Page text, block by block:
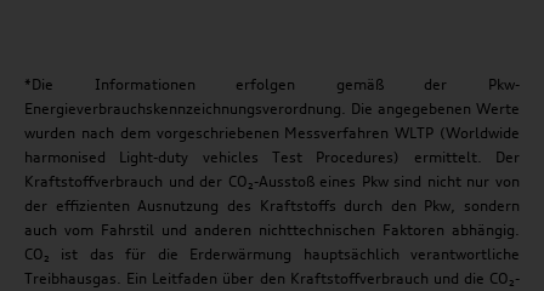
*Die Informationen erfolgen gemäß der Pkw-
Energieverbrauchskennzeichnungsverordnung. Die angegebenen Werte
wurden nach dem vorgeschriebenen Messverfahren WLTP (Worldwide
harmonised Light-duty vehicles Test Procedures) ermittelt. Der
Kraftstoffverbrauch und der CO₂-Ausstoß eines Pkw sind nicht nur von
der effizienten Ausnutzung des Kraftstoffs durch den Pkw, sondern
auch vom Fahrstil und anderen nichttechnischen Faktoren abhängig.
CO₂ ist das für die Erderwärmung hauptsächlich verantwortliche
Treibhausgas. Ein Leitfaden über den Kraftstoffverbrauch und die CO₂-